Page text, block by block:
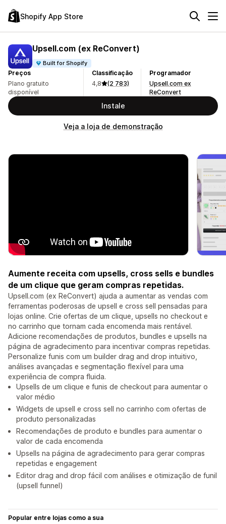
Shopify App Store
Upsell.com (ex ReConvert)
Built for Shopify
Preços
Plano gratuito
disponível
Classificação
4,8
(2 783)
Programador
Upsell.com ex
ReConvert
Instale
Veja a loja de demonstração
Aumente receita com upsells, cross sells e bundles
de um clique que geram compras repetidas.
Upsell.com (ex ReConvert) ajuda a aumentar as vendas com
ferramentas poderosas de upsell e cross sell pensadas para
lojas online. Crie ofertas de um clique, upsells no checkout e
no carrinho que tornam cada encomenda mais rentável.
Adicione recomendações de produtos, bundles e upsells na
página de agradecimento para incentivar compras repetidas.
Personalize funis com um builder drag and drop intuitivo,
análises avançadas e segmentação flexível para uma
experiência de compra fluida.
Upsells de um clique e funis de checkout para aumentar o
valor médio
Widgets de upsell e cross sell no carrinho com ofertas de
produto personalizadas
Recomendações de produto e bundles para aumentar o
valor de cada encomenda
Upsells na página de agradecimento para gerar compras
repetidas e engagement
Editor drag and drop fácil com análises e otimização de funil
(upsell funnel)
Popular entre lojas como a sua